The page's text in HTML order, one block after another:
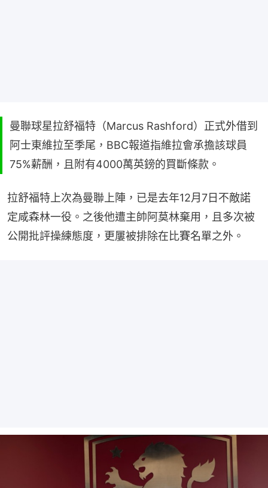
曼聯球星拉舒福特（Marcus Rashford）正式外借到
阿士東維拉至季尾，BBC報道指維拉會承擔該球員
75%薪酬，且附有4000萬英鎊的買斷條款。
拉舒福特上次為曼聯上陣，已是去年12月7日不敵諾
定咸森林一役。之後他遭主帥阿莫林棄用，且多次被
公開批評操練態度，更屢被排除在比賽名單之外。